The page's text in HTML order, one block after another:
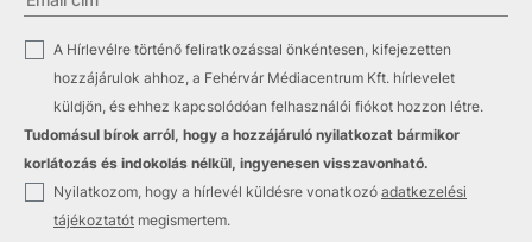
A Hírlevélre történő feliratkozással önkéntesen, kifejezetten
hozzájárulok ahhoz, a Fehérvár Médiacentrum Kft. hírlevelet
küldjön, és ehhez kapcsolódóan felhasználói fiókot hozzon létre.
Tudomásul bírok arról, hogy a hozzájáruló nyilatkozat bármikor
korlátozás és indokolás nélkül, ingyenesen visszavonható.
Nyilatkozom, hogy a hírlevél küldésre vonatkozó adatkezelési
tájékoztatót megismertem.